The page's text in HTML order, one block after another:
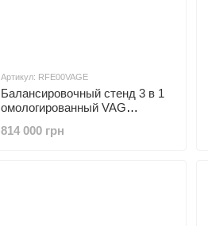
Артикул: RFE00VAGE
Балансировочный стенд 3 в 1
омологированный VAG
814 000 грн